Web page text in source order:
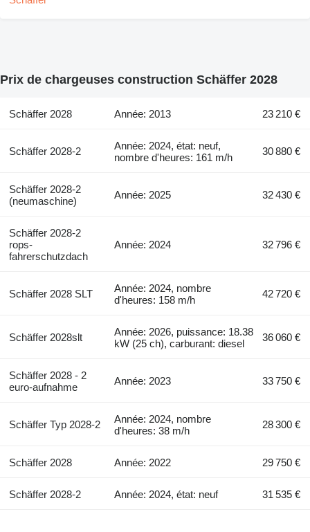
Prix de chargeuses construction Schäffer 2028
Schäffer 2028 Année: 2013 23 210 €
Schäffer 2028-2
Année: 2024, état: neuf,
nombre d'heures: 161 m/h
30 880 €
Schäffer 2028-2
(neumaschine)
Année: 2025 32 430 €
Schäffer 2028-2
rops-
fahrerschutzdach
Année: 2024 32 796 €
Schäffer 2028 SLT
Année: 2024, nombre
d'heures: 158 m/h
42 720 €
Schäffer 2028slt
Année: 2026, puissance: 18.38
kW (25 ch), carburant: diesel
36 060 €
Schäffer 2028 - 2
euro-aufnahme
Année: 2023 33 750 €
Schäffer Typ 2028-2
Année: 2024, nombre
d'heures: 38 m/h
28 300 €
Schäffer 2028 Année: 2022 29 750 €
Schäffer 2028-2 Année: 2024, état: neuf 31 535 €